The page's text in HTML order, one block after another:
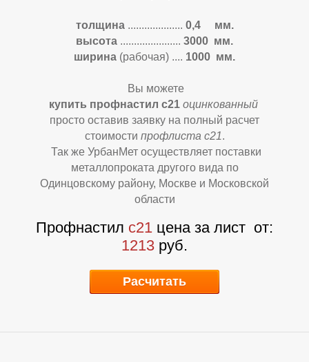
Т
толщина .................... 0,4 мм.
высота ...................... 3000 мм.
ширина (рабочая) .... 1000 мм.
Вы можете
купить профнастил с21 оцинкованный
просто оставив заявку на полный расчет
стоимости профлиста с21.
Так же УрбанМет осуществляет поставки
металлопроката другого вида по
Одинцовскому району, Москве и Московской
области
Профнастил с21 цена за лист от:
1213 руб.
Расчитать
Т